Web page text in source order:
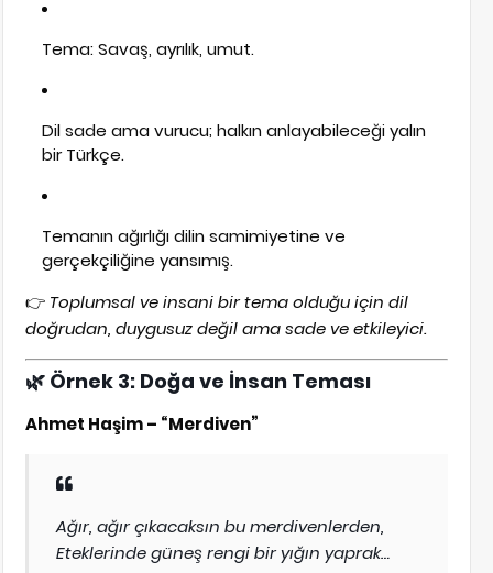
Tema: Savaş, ayrılık, umut.
Dil sade ama vurucu; halkın anlayabileceği yalın
bir Türkçe.
Temanın ağırlığı dilin samimiyetine ve
gerçekçiliğine yansımış.
👉 Toplumsal ve insani bir tema olduğu için dil
doğrudan, duygusuz değil ama sade ve etkileyici.
🌿 Örnek 3: Doğa ve İnsan Teması
Ahmet Haşim – “Merdiven”
Ağır, ağır çıkacaksın bu merdivenlerden,
Eteklerinde güneş rengi bir yığın yaprak…